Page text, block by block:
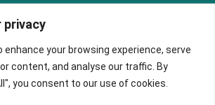
privacy
enhance your browsing experience, serve
content, and analyse our traffic. By
you consent to our use of cookies.